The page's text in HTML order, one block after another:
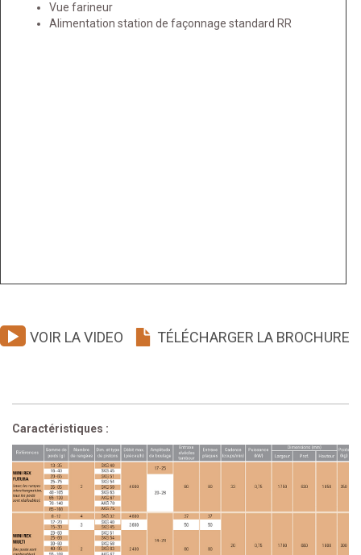
Vue farineur
Alimentation station de façonnage standard RR
VOIR LA VIDEO TÉLÉCHARGER LA BROCHURE
Caractéristiques :